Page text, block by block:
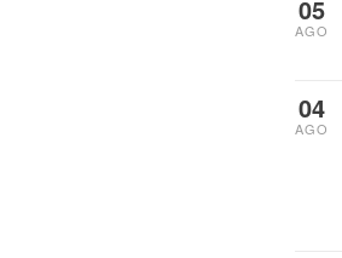
05
AGO
04
AGO